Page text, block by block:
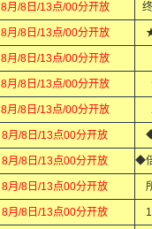
8月/8日/13点/00分开放
8月/8日/13点/00分开放
8月/8日/13点/00分开放
8月/8日/13点/00分开放
8月/8日/13点/00分开放
8月/8日/13点00分开放
8月/8日/13点00分开放
8月/8日/13点00分开放
8月/8日/13点00分开放